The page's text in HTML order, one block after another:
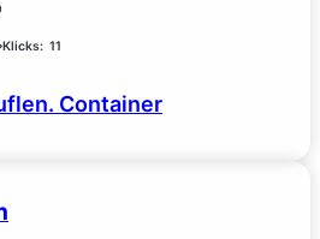
Klicks: 11
Container